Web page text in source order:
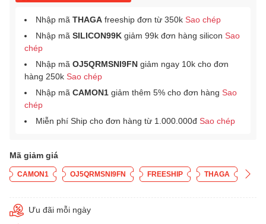
Nhập mã THAGA freeship đơn từ 350k Sao chép
Nhập mã SILICON99K giảm 99k đơn hàng silicon Sao
chép
Nhập mã OJ5QRMSNI9FN giảm ngay 10k cho đơn
hàng 250k Sao chép
Nhập mã CAMON1 giảm thêm 5% cho đơn hàng Sao
chép
Miễn phí Ship cho đơn hàng từ 1.000.000đ Sao chép
Mã giảm giá
CAMON1 OJ5QRMSNI9FN FREESHIP THAGA
Ưu đãi mỗi ngày